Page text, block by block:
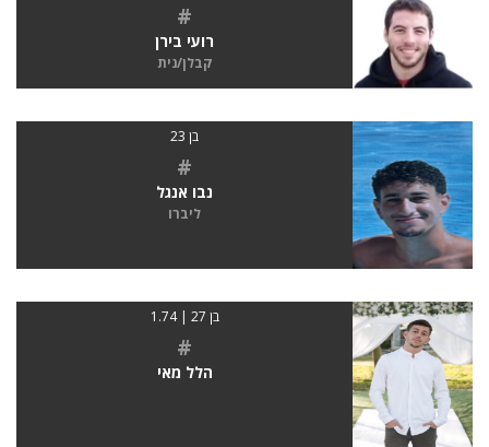
#
רועי בירן
קבלן/נית
בן 23
#
נבו אנגל
ליברו
בן 27 | 1.74
#
הלל מאי